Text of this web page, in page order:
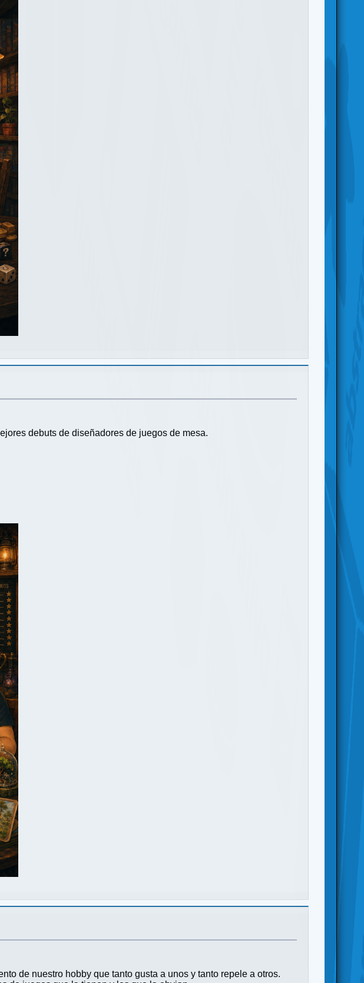
debuts de diseñadores de juegos de mesa.
de nuestro hobby que tanto gusta a unos y tanto repele a otros.